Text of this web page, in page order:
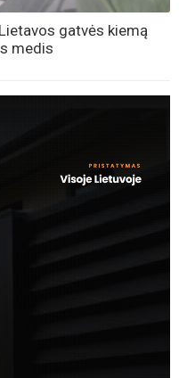
gatvės kiemą
medis